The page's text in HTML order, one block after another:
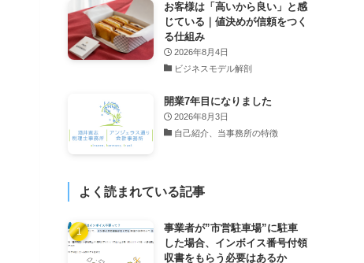
お客様は「高いから良い」と感
じている｜値決めが信頼をつく
る仕組み
2026年8月4日
ビジネスモデル解剖
開業7年目になりました
2026年8月3日
自己紹介、当事務所の特徴
よく読まれている記事
事業者が”市営駐車場”に駐車
した場合、インボイス番号付領
収書をもらう必要はあるか